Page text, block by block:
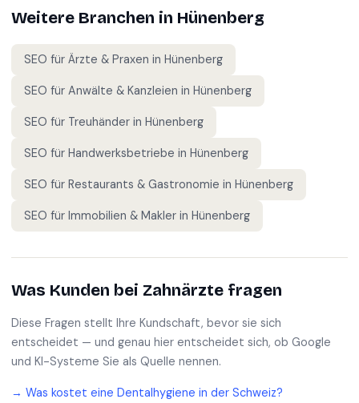
Weitere Branchen in Hünenberg
SEO für Ärzte & Praxen in Hünenberg
SEO für Anwälte & Kanzleien in Hünenberg
SEO für Treuhänder in Hünenberg
SEO für Handwerksbetriebe in Hünenberg
SEO für Restaurants & Gastronomie in Hünenberg
SEO für Immobilien & Makler in Hünenberg
Was Kunden bei Zahnärzte fragen
Diese Fragen stellt Ihre Kundschaft, bevor sie sich
entscheidet — und genau hier entscheidet sich, ob Google
und KI-Systeme Sie als Quelle nennen.
→ Was kostet eine Dentalhygiene in der Schweiz?